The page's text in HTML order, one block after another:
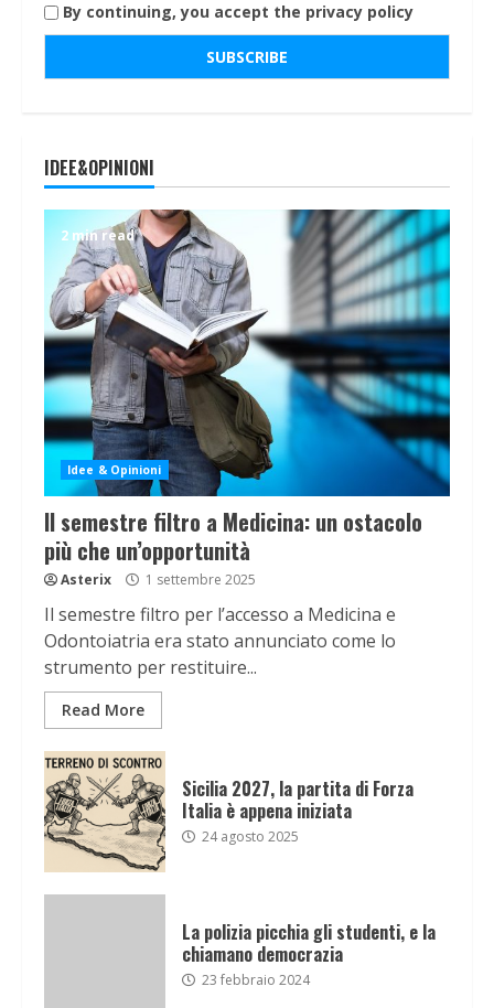
By continuing, you accept the privacy policy
IDEE&OPINIONI
2 min read
Idee & Opinioni
Il semestre filtro a Medicina: un ostacolo
più che un’opportunità
Asterix 1 settembre 2025
Il semestre filtro per l’accesso a Medicina e
Odontoiatria era stato annunciato come lo
strumento per restituire...
Read More
Sicilia 2027, la partita di Forza
Italia è appena iniziata
24 agosto 2025
La polizia picchia gli studenti, e la
chiamano democrazia
23 febbraio 2024